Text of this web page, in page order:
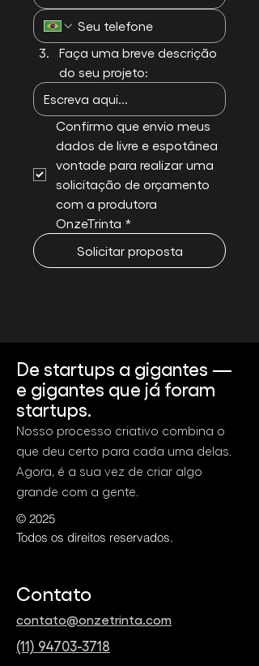
Faça uma breve descrição
do seu projeto:
Confirmo que envio meus
dados de livre e espotânea
vontade para realizar uma
solicitação de orçamento
com a produtora
OnzeTrinta *
Solicitar proposta
De startups a gigantes —
e gigantes que já foram
startups.
Nosso processo criativo combina o
que deu certo para cada uma delas.
Agora, é a sua vez de criar algo
grande com a gente.
© 2025
Todos os direitos reservados.
Contato
contato@onzetrinta.com
(11) 94703-3718